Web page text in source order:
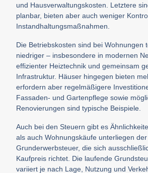
und Hausverwaltungskosten. Letztere
planbar, bieten aber auch weniger
Instandhaltungsmaßnahmen.
Die Betriebskosten sind bei Wohnungen
niedriger – insbesondere in modernen
effizienter Heiztechnik und gemeinsam
Infrastruktur. Häuser hingegen bieten
erfordern aber regelmäßigere
Fassaden- und Gartenpflege sowie
Renovierungen sind typische Beispiele.
Auch bei den Steuern gibt es
als auch Wohnungskäufe unterliegen der
Grunderwerbsteuer, die sich
Kaufpreis richtet. Die laufende
variiert je nach Lage, Nutzung und